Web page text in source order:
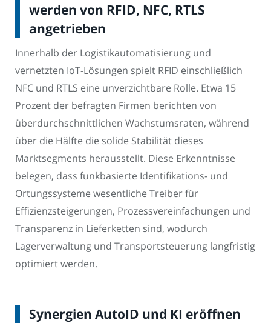
werden von RFID, NFC, RTLS
angetrieben
Innerhalb der Logistikautomatisierung und
vernetzten IoT-Lösungen spielt RFID einschließlich
NFC und RTLS eine unverzichtbare Rolle. Etwa 15
Prozent der befragten Firmen berichten von
überdurchschnittlichen Wachstumsraten, während
über die Hälfte die solide Stabilität dieses
Marktsegments herausstellt. Diese Erkenntnisse
belegen, dass funkbasierte Identifikations- und
Ortungssysteme wesentliche Treiber für
Effizienzsteigerungen, Prozessvereinfachungen und
Transparenz in Lieferketten sind, wodurch
Lagerverwaltung und Transportsteuerung langfristig
optimiert werden.
Synergien AutoID und KI eröffnen